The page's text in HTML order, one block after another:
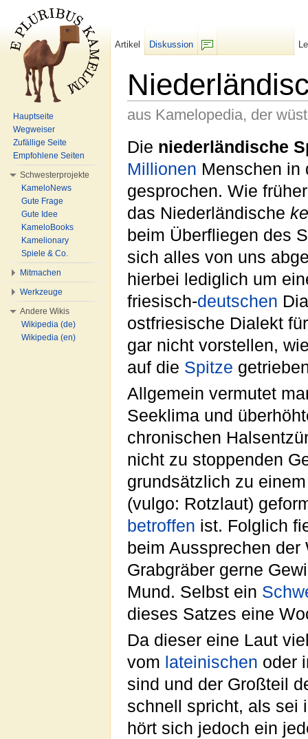
aus Kamelopedia, der
Die niederländische
Millionen Menschen
gesprochen. Wie
das Niederländische
beim Überfliegen des
sich alles von uns
hierbei lediglich um
friesisch-deutschen
ostfriesische Dialekt
gar nicht vorstellen,
auf die Spitze
Allgemein vermutet
Seeklima und
chronischen
nicht zu stoppenden
grundsätzlich zu
(vulgo: Rotzlaut)
betroffen ist. Folglich
beim Aussprechen der
Grabgräber gerne
Mund. Selbst ein
dieses Satzes eine
Da dieser eine Laut
vom lateinischen oder
sind und der Großteil
schnell spricht, als sei
hört sich jedoch ein
Artikel
Diskussion
Hauptseite
Wegweiser
Zufällige Seite
Empfohlene Seiten
Schwesterprojekte
KameloNews
Gute Frage
Gute Idee
KameloBooks
Kamelionary
Spiele & Co.
Mitmachen
Werkzeuge
Andere Wikis
Wikipedia (de)
Wikipedia (en)